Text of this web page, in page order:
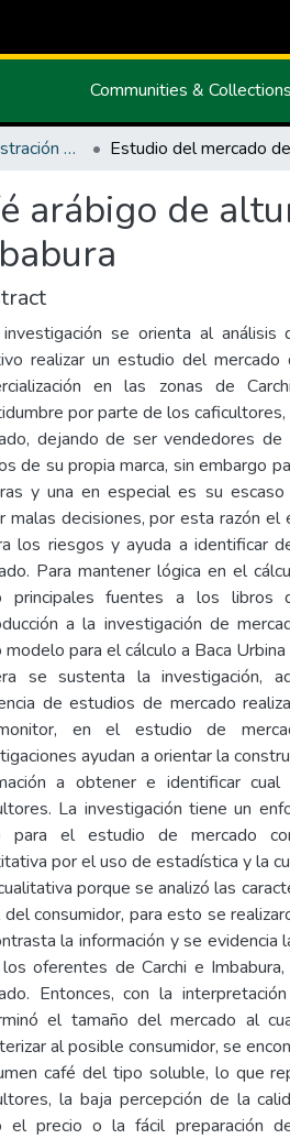
Communities & Collections
Carrera de Administración de Empresas y Marketing
arábigo de
se orienta al
realizar un estudio del
en las zonas de
por parte de los
dejando de ser vendedores
de su propia marca, sin embargo
y una en especial es su
malas decisiones, por esta razón
los riesgos y ayuda a identificar
Para mantener lógica en el
principales fuentes a los libros
a la investigación de
modelo para el cálculo a Baca
se sustenta la investigación,
de estudios de mercado
en el estudio de
ayudan a orientar la
a obtener e identificar
La investigación tiene un
para el estudio de mercado
por el uso de estadística y la
porque se analizó las
consumidor, para esto se
la información y se evidencia
oferentes de Carchi e
Entonces, con la
el tamaño del mercado al
al posible consumidor, se
café del tipo soluble, lo que
la baja percepción de la
el precio o la fácil preparación